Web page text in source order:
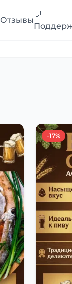
Отзывы
💬
-17%